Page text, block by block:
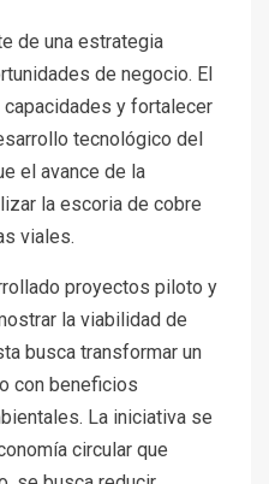
de una estrategia
de negocio. El
y fortalecer
tecnológico del
el avance de la
la escoria de cobre
viales.
proyectos piloto y
la viabilidad de
busca transformar un
con beneficios
La iniciativa se
circular que